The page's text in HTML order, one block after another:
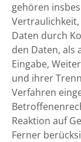
gehören
Daten durch
den Daten, als
Eingabe,
und ihrer
Verfahren
Reaktion auf
Ferner